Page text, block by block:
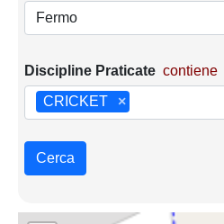
Fermo
Discipline Praticate contiene
×
CRICKET
Cerca